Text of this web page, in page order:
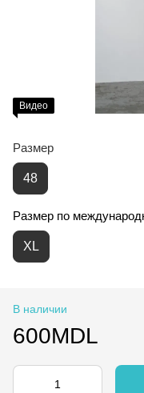
Видео
Размер
48
Размер по
XL
В наличии
600MDL